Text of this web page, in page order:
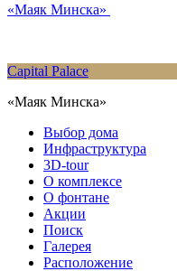
«Маяк Минска»
Capital Palace
«Маяк Минска»
Выбор дома
Инфраструктура
3D-tour
О комплексе
О фонтане
Акции
Поиск
Галерея
Расположение